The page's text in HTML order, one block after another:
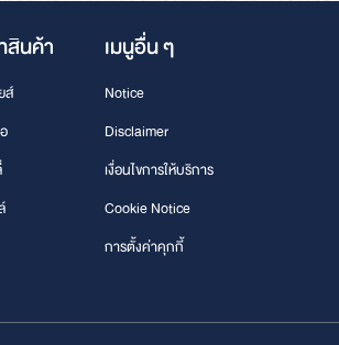
สินค้า
ส์
เมนูอื่น ๆ
Notice
Disclaimer
เงื่อนไขการให้บริการ
Cookie Notice
การตั้งค่าคุกกี้